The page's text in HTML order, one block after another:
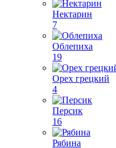
Нектарин
7
Облепиха
19
Орех грецкий
4
Персик
16
Рябина